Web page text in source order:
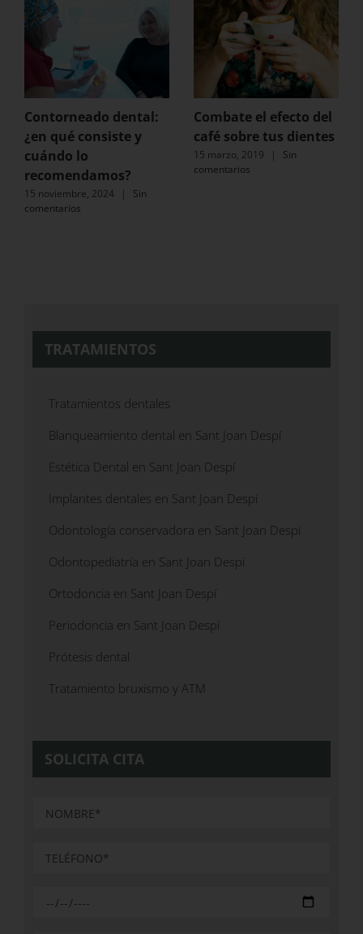
Contorneado dental:
¿en qué consiste y
cuándo lo
recomendamos?
15 noviembre, 2024 |
Sin
comentarios
Combate el efecto del
café sobre tus dientes
15 marzo, 2019 |
Sin
comentarios
TRATAMIENTOS
Tratamientos dentales
Blanqueamiento dental en Sant Joan Despí
Estética Dental en Sant Joan Despí
Implantes dentales en Sant Joan Despí
Odontología conservadora en Sant Joan Despí
Odontopediatría en Sant Joan Despí
Ortodoncia en Sant Joan Despí
Periodoncia en Sant Joan Despí
Prótesis dental
Tratamiento bruxismo y ATM
SOLICITA CITA